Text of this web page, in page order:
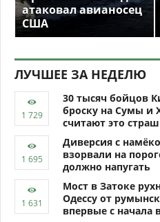
атаковал авианосец
США
ЛУЧШЕЕ ЗА НЕДЕЛЮ
30 тысяч бойцов
броску на Сумы и
считают это
Диверсия с
взорвали на
должно напугать
Мост в Затоке
Одессу от
впервые с начала